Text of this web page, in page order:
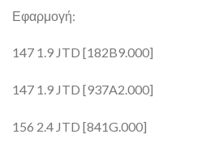
Εφαρμογή:
147 1.9 JTD [182B9.000]
147 1.9 JTD [937A2.000]
156 2.4 JTD [841G.000]